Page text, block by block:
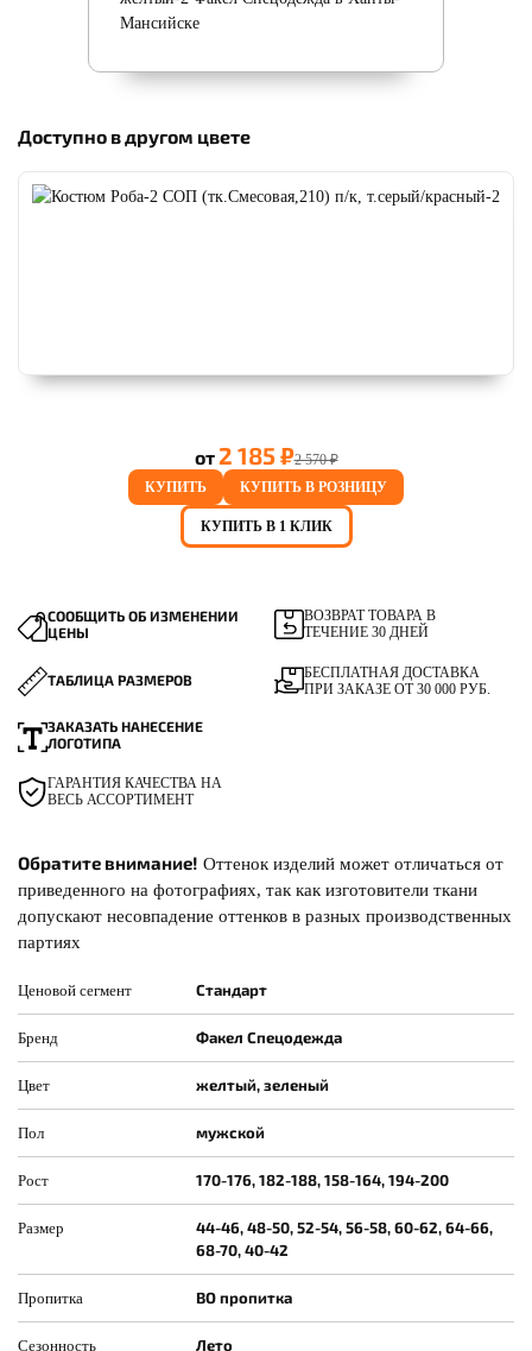
Доступно в другом цвете
от2 185 ₽2 570 ₽
КУПИТЬ
КУПИТЬ В РОЗНИЦУ
КУПИТЬ В 1 КЛИК
СООБЩИТЬ ОБ ИЗМЕНЕНИИ
ЦЕНЫ
ВОЗВРАТ ТОВАРА В
ТЕЧЕНИЕ 30 ДНЕЙ
ТАБЛИЦА РАЗМЕРОВ
ЗАКАЗАТЬ НАНЕСЕНИЕ
ЛОГОТИПА
ГАРАНТИЯ КАЧЕСТВА НА
ВЕСЬ АССОРТИМЕНТ
БЕСПЛАТНАЯ ДОСТАВКА
ПРИ ЗАКАЗЕ ОТ 30 000 РУБ.
Обратите внимание! Оттенок изделий может отличаться от
приведенного на фотографиях, так как изготовители ткани
допускают несовпадение оттенков в разных производственных
партиях
Ценовой сегмент Стандарт
Бренд Факел Спецодежда
Цвет желтый, зеленый
Пол мужской
Рост 170-176, 182-188, 158-164, 194-200
Размер
44-46, 48-50, 52-54, 56-58, 60-62, 64-66,
68-70, 40-42
Пропитка ВО пропитка
Сезонность Лето